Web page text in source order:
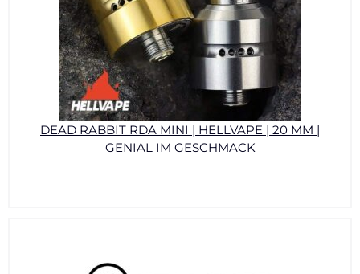
DEAD RABBIT RDA MINI | HELLVAPE | 20 MM |
GENIAL IM GESCHMACK